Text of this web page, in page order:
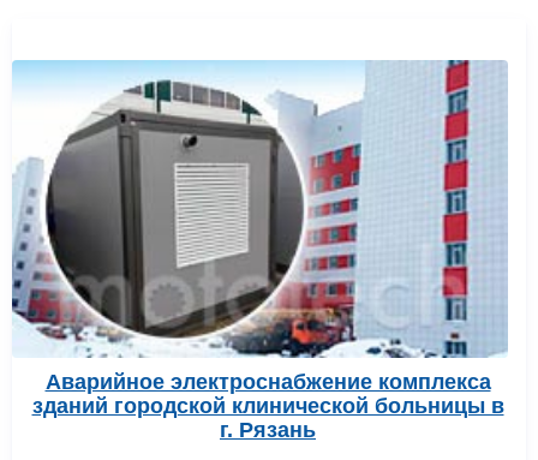
Аварийное электроснабжение комплекса
зданий городской клинической больницы в
г. Рязань